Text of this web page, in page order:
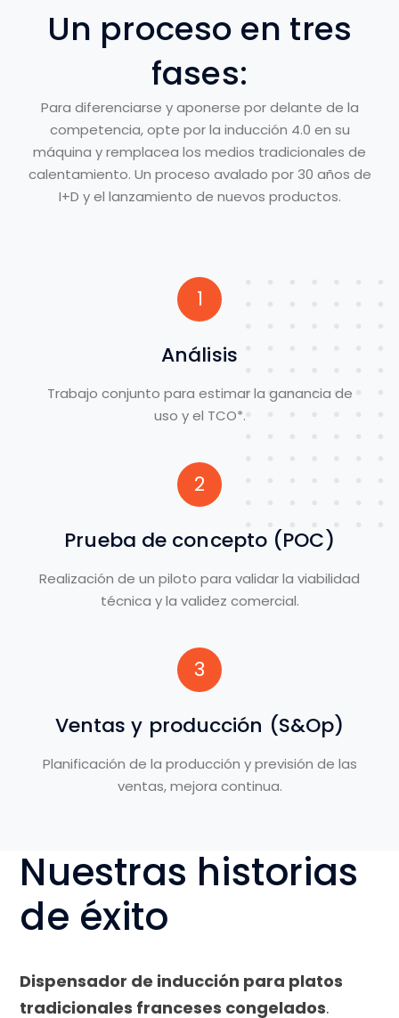
Un proceso en tres
fases:
Para diferenciarse y aponerse por delante de la
competencia, opte por la inducción 4.0 en su
máquina y remplacea los medios tradicionales de
calentamiento. Un proceso avalado por 30 años de
I+D y el lanzamiento de nuevos productos.
1
Análisis
Trabajo conjunto para estimar la ganancia de
uso y el TCO*.
2
Prueba de concepto (POC)
Realización de un piloto para validar la viabilidad
técnica y la validez comercial.
3
Ventas y producción (S&Op)
Planificación de la producción y previsión de las
ventas, mejora continua.
Nuestras historias
de éxito
Dispensador de inducción para platos
tradicionales franceses congelados.